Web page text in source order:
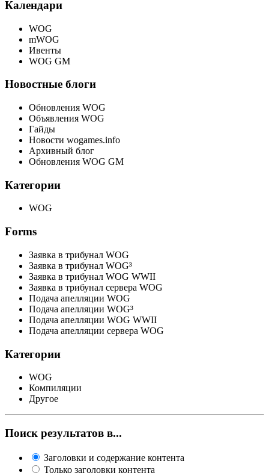
Календари
WOG
mWOG
Ивенты
WOG GM
Новостные блоги
Обновления WOG
Объявления WOG
Гайды
Новости wogames.info
Архивный блог
Обновления WOG GM
Категории
WOG
Forms
Заявка в трибунал WOG
Заявка в трибунал WOG³
Заявка в трибунал WOG WWII
Заявка в трибунал сервера WOG
Подача апелляции WOG
Подача апелляции WOG³
Подача апелляции WOG WWII
Подача апелляции сервера WOG
Категории
WOG
Компиляции
Другое
Поиск результатов в...
Заголовки и содержание контента
Только заголовки контента